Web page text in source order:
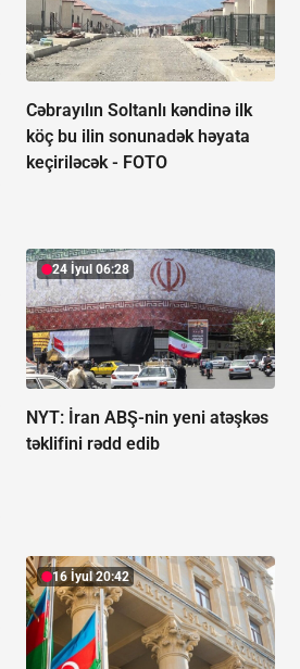
Cəbrayılın Soltanlı kəndinə ilk
köç bu ilin sonunadək həyata
keçiriləcək - FOTO
24 İyul 06:28
NYT: İran ABŞ-nin yeni atəşkəs
təklifini rədd edib
16 İyul 20:42